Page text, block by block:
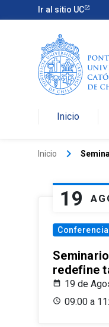
Ir al sitio UC
Inicio
Inicio keyboard_arrow_right
19
redefine
19 de
09:00 a